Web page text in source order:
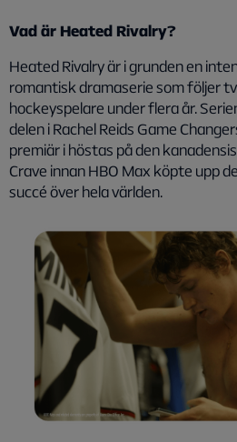
Vad är Heated Rivalry?
Heated Rivalryär i grunden en
romantisk dramaserie som följer
hockeyspelare under flera år.
delen i Rachel Reids Game
premiär i höstas på den
Crave innan HBO Max köpte upp
succé över hela världen.